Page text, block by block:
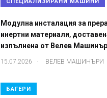
СПЕЦИАЛИЗИРАНИ МАШИНИ
Модулна инсталация за
инертни материали,
изпълнена от Велев
15.07.2026 . ВЕЛЕВ МАШИНЪРИ
БАГЕРИ